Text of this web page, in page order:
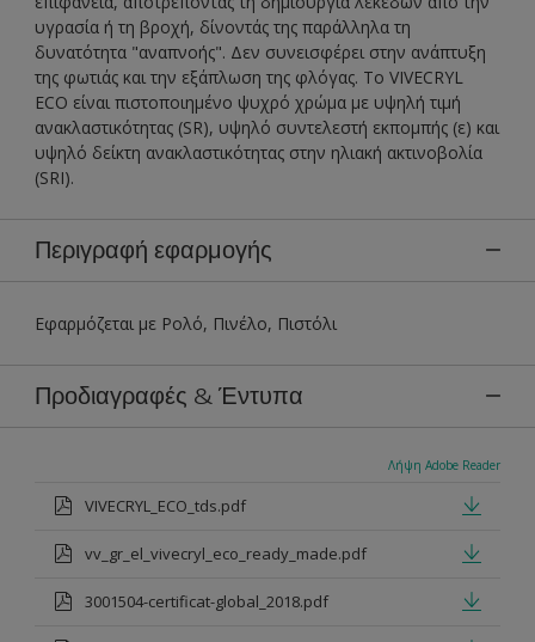
υγρασία ή τη βροχή, δίνοντάς της παράλληλα τη
δυνατότητα "αναπνοής". Δεν συνεισφέρει στην ανάπτυξη
της φωτιάς και την εξάπλωση της φλόγας. To VIVECRYL
ECO είναι πιστοποιημένο ψυχρό χρώμα με υψηλή τιμή
ανακλαστικότητας (SR), υψηλό συντελεστή εκπομπής (ε) και
υψηλό δείκτη ανακλαστικότητας στην ηλιακή ακτινοβολία
(SRI).
Περιγραφή εφαρμογής
Εφαρμόζεται με Ρολό, Πινέλο, Πιστόλι
Προδιαγραφές & Έντυπα
Λήψη Adobe Reader
VIVECRYL_ECO_tds.pdf
vv_gr_el_vivecryl_eco_ready_made.pdf
3001504-certificat-global_2018.pdf